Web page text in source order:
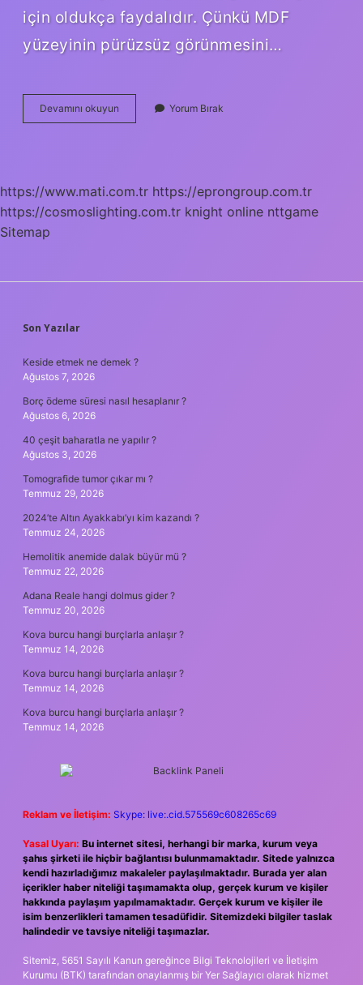
için oldukça faydalıdır. Çünkü MDF
yüzeyinin pürüzsüz görünmesini…
Devamını okuyun
Ve
Yorum Bırak
https://www.mati.com.tr https://eprongroup.com.tr
https://cosmoslighting.com.tr knight online nttgame
Sitemap
SIDEBAR
Son Yazılar
Keside etmek ne demek ?
Ağustos 7, 2026
Borç ödeme süresi nasıl hesaplanır ?
Ağustos 6, 2026
40 çeşit baharatla ne yapılır ?
Ağustos 3, 2026
Tomografide tumor çıkar mı ?
Temmuz 29, 2026
2024’te Altın Ayakkabı’yı kim kazandı ?
Temmuz 24, 2026
Hemolitik anemide dalak büyür mü ?
Temmuz 22, 2026
Adana Reale hangi dolmus gider ?
Temmuz 20, 2026
Kova burcu hangi burçlarla anlaşır ?
Temmuz 14, 2026
Kova burcu hangi burçlarla anlaşır ?
Temmuz 14, 2026
Kova burcu hangi burçlarla anlaşır ?
Temmuz 14, 2026
Reklam ve İletişim: Skype: live:.cid.575569c608265c69
Yasal Uyarı: Bu internet sitesi, herhangi bir marka, kurum veya
şahıs şirketi ile hiçbir bağlantısı bulunmamaktadır. Sitede yalnızca
kendi hazırladığımız makaleler paylaşılmaktadır. Burada yer alan
içerikler haber niteliği taşımamakta olup, gerçek kurum ve kişiler
hakkında paylaşım yapılmamaktadır. Gerçek kurum ve kişiler ile
isim benzerlikleri tamamen tesadüfidir. Sitemizdeki bilgiler taslak
halindedir ve tavsiye niteliği taşımazlar.
Sitemiz, 5651 Sayılı Kanun gereğince Bilgi Teknolojileri ve İletişim
Kurumu (BTK) tarafından onaylanmış bir Yer Sağlayıcı olarak hizmet